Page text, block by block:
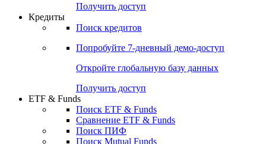
Получить доступ
Кредиты
Поиск кредитов
Попробуйте 7-дневный демо-доступ
Откройте глобальную базу данных
Получить доступ
ETF & Funds
Поиск ETF & Funds
Сравнение ETF & Funds
Поиск ПИФ
Поиск Mutual Funds